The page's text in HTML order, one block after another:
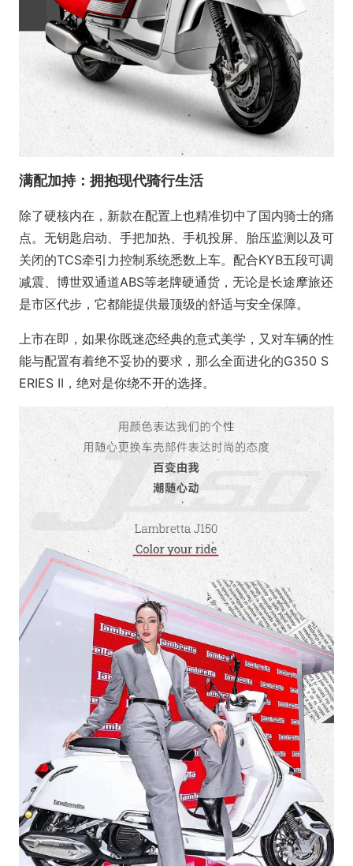
满配加持：拥抱现代骑行生活
除了硬核内在，新款在配置上也精准切中了国内骑士的痛
点。无钥匙启动、手把加热、手机投屏、胎压监测以及可
关闭的TCS牵引力控制系统悉数上车。配合KYB五段可调
减震、博世双通道ABS等老牌硬通货，无论是长途摩旅还
是市区代步，它都能提供最顶级的舒适与安全保障。
上市在即，如果你既迷恋经典的意式美学，又对车辆的性
能与配置有着绝不妥协的要求，那么全面进化的G350 S
ERIES II，绝对是你绕不开的选择。